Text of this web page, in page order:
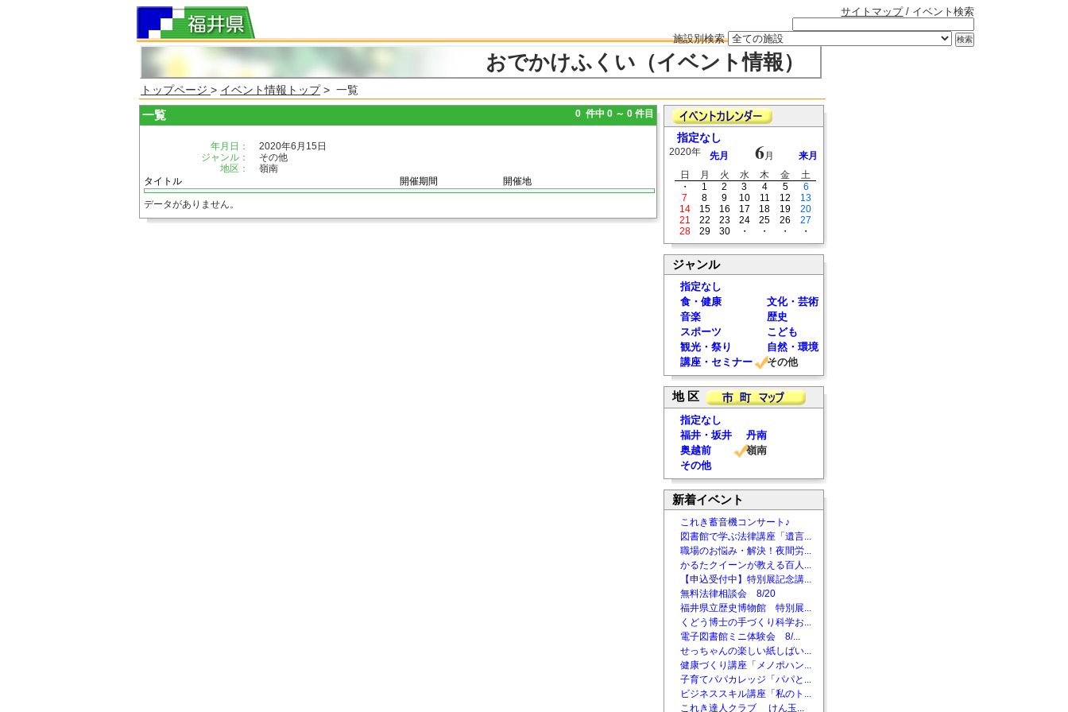
サイトマップ/ イベント検索
施設別検索
おでかけふくい（イベント情報）
トップページ > イベント情報トップ> 一覧
一覧 0 件中 0 ～ 0 件目
年月日：
2020年6月15日
ジャンル：
その他
地区：
嶺南
タイトル
開催期間 開催地
データがありません。
指定なし
2020年 先月 6月
来月
日
月 火 水 木 金
土
・
1 2 3 4 5
6
7
8 9 10 11 12
13
14
15 16 17 18 19
20
21
22 23 24 25 26
27
28
29 30 ・ ・ ・ ・
ジャンル
指定なし
食・健康
文化・芸術
音楽
歴史
スポーツ
こども
観光・祭り
自然・環境
講座・セミナー
その他
地 区
指定なし
福井・坂井
丹南
奥越前
嶺南
その他
新着イベント
これき蓄音機コンサート♪
図書館で学ぶ法律講座「遺言...
職場のお悩み・解決！夜間労...
かるたクイーンが教える百人...
【申込受付中】特別展記念講...
無料法律相談会 8/20
福井県立歴史博物館 特別展...
くどう博士の手づくり科学お...
電子図書館ミニ体験会 8/...
せっちゃんの楽しい紙しばい...
健康づくり講座「メノポハン...
子育てパパカレッジ「パパと...
ビジネススキル講座「私のト...
これき達人クラブ けん玉...